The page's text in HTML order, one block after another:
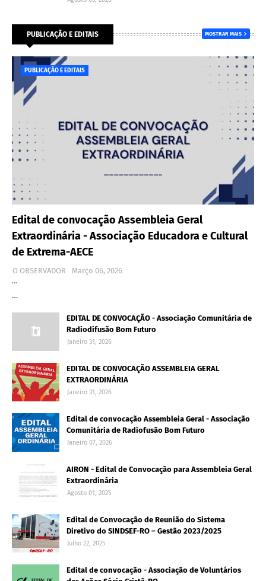
PUBLICAÇÃO E EDITAIS MOSTRAR MAIS
PUBLICAÇÃO E EDITAIS
Edital de convocação Assembleia Geral
Extraordinária - Associação Educadora e Cultural
de Extrema-AECE
O OBSERVADOR
Março 06, 2026
…
…
EDITAL DE CONVOCAÇÃO - Associação Comunitária de
Radiodifusão Bom Futuro
Janeiro 31, 2026
EDITAL DE CONVOCAÇÃO ASSEMBLEIA GERAL
EXTRAORDINÁRIA
Janeiro 31, 2026
Edital de convocação Assembleia Geral - Associação
Comunitária de Radiofusão Bom Futuro
Janeiro 07, 2026
AIRON - Edital de Convocação para Assembleia Geral
Extraordinária
Agosto 01, 2025
Edital de Convocação de Reunião do Sistema
Diretivo do SINDSEF-RO – Gestão 2023/2025
Julho 22, 2025
Edital de convocação - Associação de Voluntários